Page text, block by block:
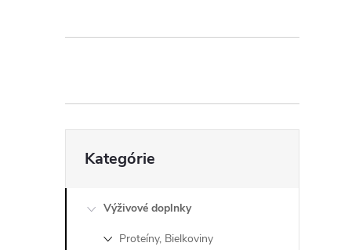
e
kategórie
Kategórie
Výživové doplnky
Proteíny, Bielkoviny